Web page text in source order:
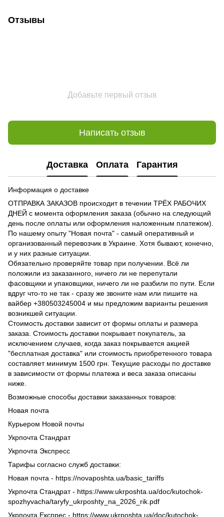
Отзывы
Добавьте первый отзыв
Написать отзыв
Доставка Оплата Гарантия
Информация о доставке
ОТПРАВКА ЗАКАЗОВ происходит в течении ТРЁХ РАБОЧИХ
ДНЕЙ с момента оформления заказа (обычно на следующий
день после оплаты или оформления наложенным платежом).
По нашему опыту "Новая почта" - самый оперативный и
организованный перевозчик в Украине. Хотя бывают, конечно,
и у них разные ситуации.
Обязательно проверяйте товар при получении. Всё ли
положили из заказанного, ничего ли не перепутали
фасовщики и упаковщики, ничего ли не разбили по пути. Если
вдруг что-то не так - сразу же звоните нам или пишите на
вайбер +380503245004 и мы предложим варианты решения
возникшей ситуации.
Стоимость доставки зависит от формы оплаты и размера
заказа. Стоимость доставки покрывает покупатель, за
исключением случаев, когда заказ покрывается акцией
"бесплатная доставка" или стоимость приобретенного товара
составляет минимум 1500 грн. Текущие расходы по доставке
в зависимости от формы платежа и веса заказа описаны
ниже.
Возможные способы доставки заказанных товаров:
Новая почта
Курьером Новой почты
Укрпочта Стандрат
Укрпочта Экспресс
Тарифы согласно служб доставки:
Новая почта - https://novaposhta.ua/basic_tariffs
Укрпочта Стандрат - https://www.ukrposhta.ua/doc/kutochok-
spozhyvacha/taryfy_ukrposhty_na_2026_rik.pdf
Укрпочта Експрес - https://www.ukrposhta.ua/doc/kutochok-